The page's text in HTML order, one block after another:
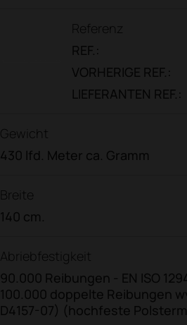
Referenz
REF.:
VORHERIGE REF.:
LIEFERANTEN REF.:
Gewicht
430 lfd. Meter ca. Gramm
Breite
140 cm.
Abriebfestigkeit
90.000 Reibungen - EN ISO
100.000 doppelte Reibungen
D4157-07) (hochfeste